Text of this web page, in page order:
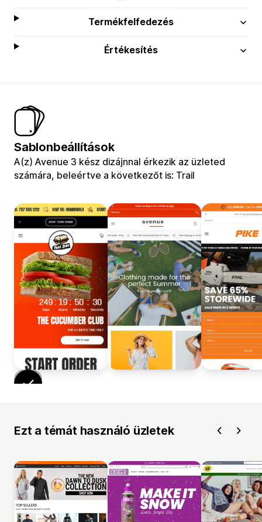
Termékfelfedezés
Értékesítés
Sablonbeállítások
A(z) Avenue 3 kész dizájnnal érkezik az üzleted
számára, beleértve a következőt is: Trail
Ezt a témát használó üzletek